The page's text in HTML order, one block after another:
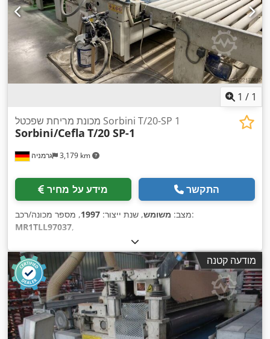
1 / 1
גרמניה 3,179 km
מכונת מריחת שפכטל Sorbini T/20-SP 1
Sorbini/Cefla T/20 SP-1
מידע על מחיר התקשר
מצב: משומש, שנת ייצור: 1997
, מספר מכונה/רכב:
MR1TLL97037,
מודעה קטנה